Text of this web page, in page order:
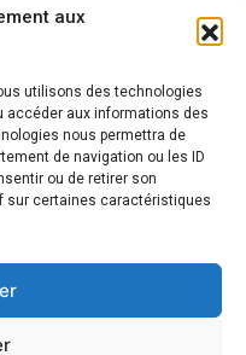
aux
utilisons des technologies
aux informations des
nous permettra de
de navigation ou les ID
ou de retirer son
sur certaines caractéristiques